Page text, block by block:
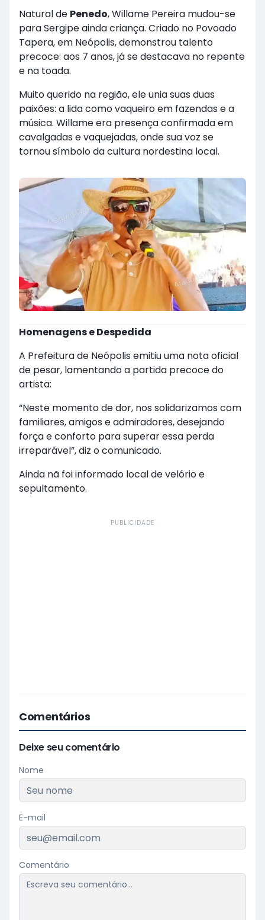
Natural de Penedo, Willame Pereira mudou-se
para Sergipe ainda criança. Criado no Povoado
Tapera, em Neópolis, demonstrou talento
precoce: aos 7 anos, já se destacava no repente
e na toada.
Muito querido na região, ele unia suas duas
paixões: a lida como vaqueiro em fazendas e a
música. Willame era presença confirmada em
cavalgadas e vaquejadas, onde sua voz se
tornou símbolo da cultura nordestina local.
Homenagens e Despedida
A Prefeitura de Neópolis emitiu uma nota oficial
de pesar, lamentando a partida precoce do
artista:
“Neste momento de dor, nos solidarizamos com
familiares, amigos e admiradores, desejando
força e conforto para superar essa perda
irreparável”, diz o comunicado.
Ainda nã foi informado local de velório e
sepultamento.
PUBLICIDADE
Comentários
Deixe seu comentário
Nome
E-mail
Comentário